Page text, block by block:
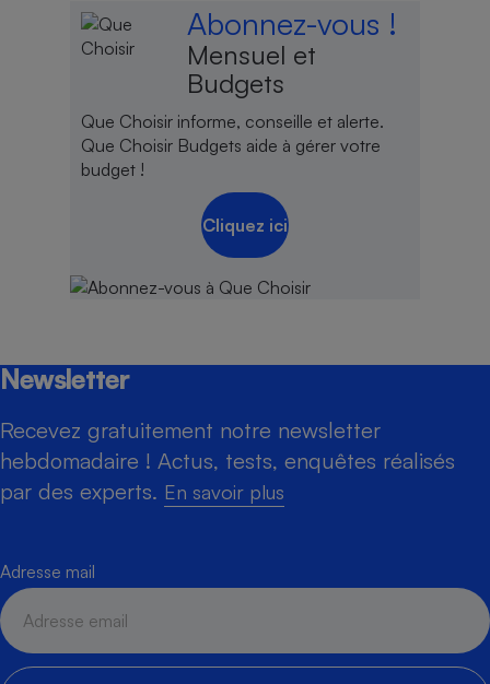
Abonnez-vous !
Mensuel et
Budgets
Que Choisir informe, conseille et alerte.
Que Choisir Budgets aide à gérer votre
budget !
Cliquez ici
Newsletter
Recevez gratuitement notre newsletter
hebdomadaire ! Actus, tests, enquêtes réalisés
par des experts. En savoir plus
Adresse mail